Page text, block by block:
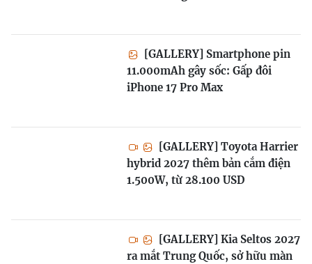
[GALLERY] Smartphone pin
11.000mAh gây sốc: Gấp đôi
iPhone 17 Pro Max
[GALLERY] Toyota Harrier
hybrid 2027 thêm bản cắm điện
1.500W, từ 28.100 USD
[GALLERY] Kia Seltos 2027
ra mắt Trung Quốc, sở hữu màn